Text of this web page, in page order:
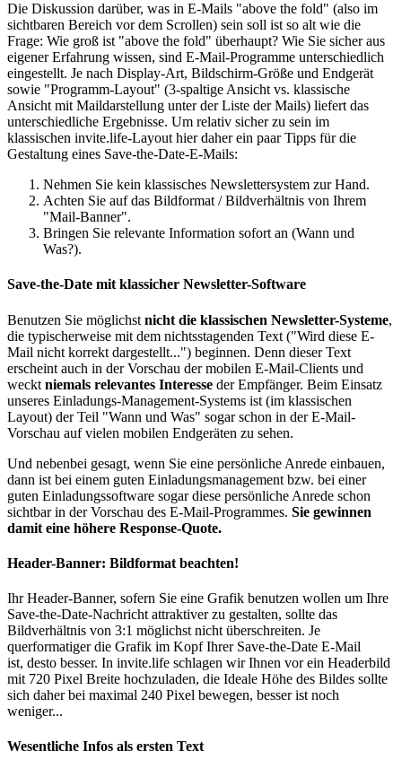
Die Diskussion darüber, was in E-Mails "above the fold" (also im
sichtbaren Bereich vor dem Scrollen) sein soll ist so alt wie die
Frage: Wie groß ist "above the fold" überhaupt? Wie Sie sicher aus
eigener Erfahrung wissen, sind E-Mail-Programme unterschiedlich
eingestellt. Je nach Display-Art, Bildschirm-Größe und Endgerät
sowie "Programm-Layout" (3-spaltige Ansicht vs. klassische
Ansicht mit Maildarstellung unter der Liste der Mails) liefert das
unterschiedliche Ergebnisse. Um relativ sicher zu sein im
klassischen invite.life-Layout hier daher ein paar Tipps für die
Gestaltung eines Save-the-Date-E-Mails:
Nehmen Sie kein klassisches Newslettersystem zur Hand.
Achten Sie auf das Bildformat / Bildverhältnis von Ihrem
"Mail-Banner".
Bringen Sie relevante Information sofort an (Wann und
Was?).
Save-the-Date mit klassicher Newsletter-Software
Benutzen Sie möglichst nicht die klassischen Newsletter-Systeme,
die typischerweise mit dem nichtsstagenden Text ("Wird diese E-
Mail nicht korrekt dargestellt...") beginnen. Denn dieser Text
erscheint auch in der Vorschau der mobilen E-Mail-Clients und
weckt niemals relevantes Interesse der Empfänger. Beim Einsatz
unseres Einladungs-Management-Systems ist (im klassischen
Layout) der Teil "Wann und Was" sogar schon in der E-Mail-
Vorschau auf vielen mobilen Endgeräten zu sehen.
Und nebenbei gesagt, wenn Sie eine persönliche Anrede einbauen,
dann ist bei einem guten Einladungsmanagement bzw. bei einer
guten Einladungssoftware sogar diese persönliche Anrede schon
sichtbar in der Vorschau des E-Mail-Programmes. Sie gewinnen
damit eine höhere Response-Quote.
Header-Banner: Bildformat beachten!
Ihr Header-Banner, sofern Sie eine Grafik benutzen wollen um Ihre
Save-the-Date-Nachricht attraktiver zu gestalten, sollte das
Bildverhältnis von 3:1 möglichst nicht überschreiten. Je
querformatiger die Grafik im Kopf Ihrer Save-the-Date E-Mail
ist, desto besser. In invite.life schlagen wir Ihnen vor ein Headerbild
mit 720 Pixel Breite hochzuladen, die Ideale Höhe des Bildes sollte
sich daher bei maximal 240 Pixel bewegen, besser ist noch
weniger...
Wesentliche Infos als ersten Text